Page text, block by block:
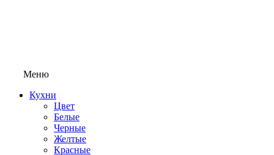
Меню
Кухни
Цвет
Белые
Черные
Желтые
Красные